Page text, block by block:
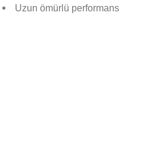
Uzun ömürlü performans